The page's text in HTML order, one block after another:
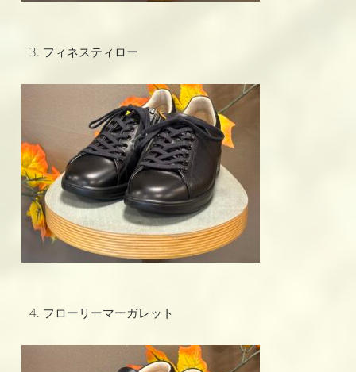
フィネスティロー
フローリーマーガレット